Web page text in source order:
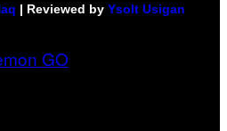
| Reviewed by Ysolt Usigan